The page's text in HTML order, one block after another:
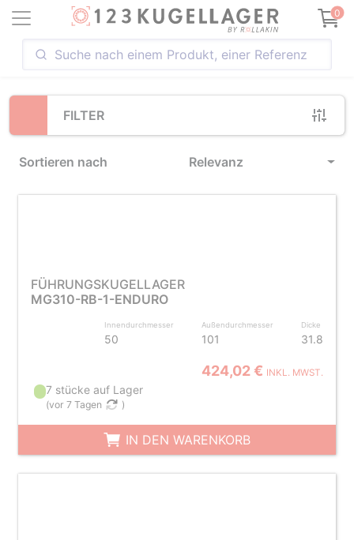
0
FILTER
Sortieren nach Relevanz
Loading...
FÜHRUNGSKUGELLAGER
MG310-RB-1-ENDURO
Innendurchmesser
50
Außendurchmesser
101
Dicke
31.8
424,02 € INKL. MWST.
7 stücke auf Lager
(vor 7 Tagen )
IN DEN WARENKORB